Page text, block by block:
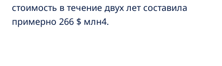
стоимость в течение двух лет составила
примерно 266 $ млн4.